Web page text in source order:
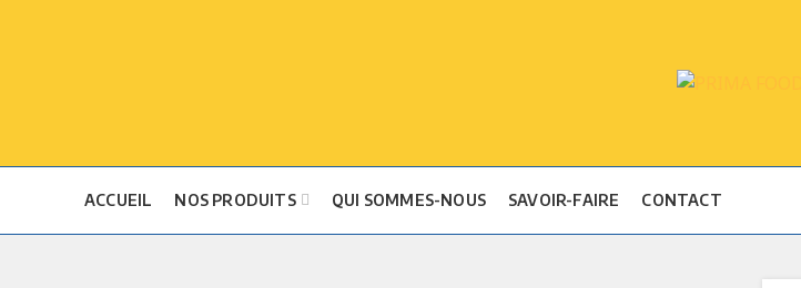
ACCUEIL NOS PRODUITS QUI SOMMES-NOUS SAVOIR-FAIRE CONTACT